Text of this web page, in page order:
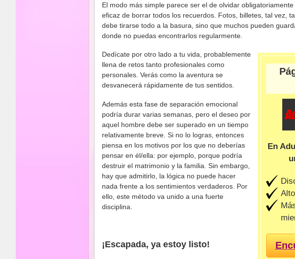
El modo más simple parece ser el de olvidar
eficaz de borrar todos los recuerdos. Fotos, billetes, tal vez,
debe tirarse todo a la basura, sino que muchos pueden
donde no puedas encontrarlos regularmente.
En
Dedícate por otro lado a tu vida, probablemente
llena de retos tanto profesionales como
personales. Verás como la aventura se
desvanecerá rápidamente de tus sentidos.
Además esta fase de separación emocional
podría durar varias semanas, pero el deseo por
aquel hombre debe ser superado en un tiempo
relativamente breve. Si no lo logras, entonces
piensa en los motivos por los que no deberías
pensar en él/ella: por ejemplo, porque podría
destruir el matrimonio y la familia. Sin embargo,
hay que admitirlo, la lógica no puede hacer
nada frente a los sentimientos verdaderos. Por
ello, este método va unido a una fuerte
disciplina.
¡Escapada, ya estoy listo!